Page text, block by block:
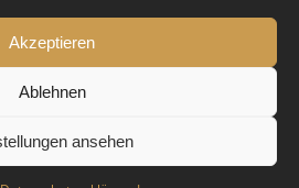
Akzeptieren
Ablehnen
ansehen
+Cookie-Richtlinie (EU)